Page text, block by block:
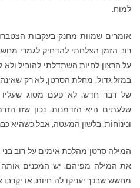
למוח.
אומרים שמוות מחנק בעקבות
רוב הזמן הצלחתי להדחיק לגמרי
על הרצון לחיות השתדלתי להוביל
במזל גדול. מחלת הסרטן, לא רק
של דבר חדש, לא פעם מסוג שעליו
שלעִתים היא הזדמנות. נכון שזו
ונינוֹחוֹת, בלשון המעטה, אבל כשהיא
המילה סרטן מהלכת אימים על רוב
את המילה מפיהם. יש המכנים
מחשש שבכך יעניקו לה חִיות, או